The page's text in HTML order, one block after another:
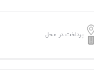
پرداخت در محل